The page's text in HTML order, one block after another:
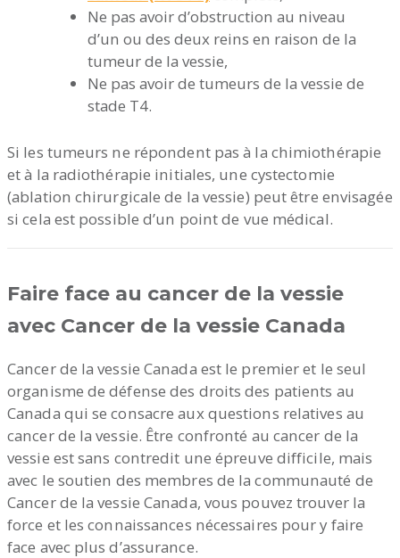
Ne pas avoir d’obstruction au niveau
d’un ou des deux reins en raison de la
tumeur de la vessie,
Ne pas avoir de tumeurs de la vessie de
stade T4.
Si les tumeurs ne répondent pas à la chimiothérapie
et à la radiothérapie initiales, une cystectomie
(ablation chirurgicale de la vessie) peut être envisagée
si cela est possible d’un point de vue médical.
Faire face au cancer de la vessie
avec Cancer de la vessie Canada
Cancer de la vessie Canada est le premier et le seul
organisme de défense des droits des patients au
Canada qui se consacre aux questions relatives au
cancer de la vessie. Être confronté au cancer de la
vessie est sans contredit une épreuve difficile, mais
avec le soutien des membres de la communauté de
Cancer de la vessie Canada, vous pouvez trouver la
force et les connaissances nécessaires pour y faire
face avec plus d’assurance.